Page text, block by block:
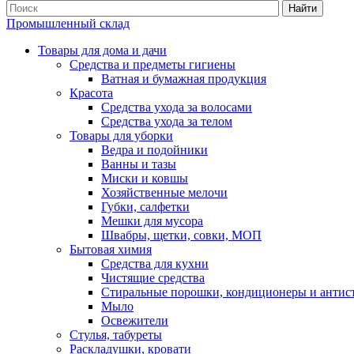
Найти
Промышленный склад
Товары для дома и дачи
Средства и предметы гигиены
Ватная и бумажная продукция
Красота
Средства ухода за волосами
Средства ухода за телом
Товары для уборки
Ведра и подойники
Ванны и тазы
Миски и ковшы
Хозяйственные мелочи
Губки, салфетки
Мешки для мусора
Швабры, щетки, совки, МОП
Бытовая химия
Средства для кухни
Чистящие средства
Стиральные порошки, кондиционеры и
Мыло
Освежители
Стулья, табуреты
Раскладушки, кровати